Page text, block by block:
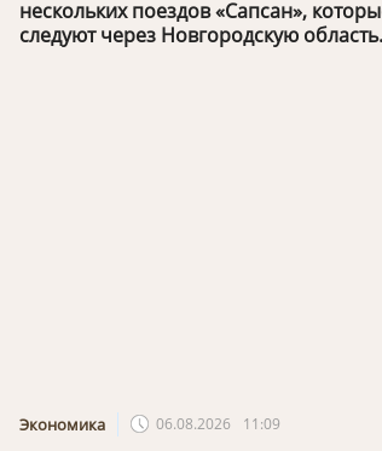
нескольких поездов «Сапсан»,
следуют через Новгородскую область.
Экономика 06.08.2026 11:09